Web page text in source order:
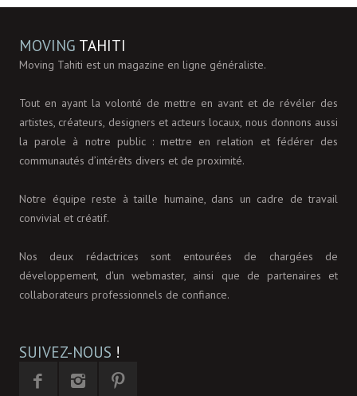
MOVING TAHITI
Moving Tahiti est un magazine en ligne généraliste.
Tout en ayant la volonté de mettre en avant et de révéler des
artistes, créateurs, designers et acteurs locaux, nous donnons aussi
la parole à notre public : mettre en relation et fédérer des
communautés d’intérêts divers et de proximité.
Notre équipe reste à taille humaine, dans un cadre de travail
convivial et créatif.
Nos deux rédactrices sont entourées de chargées de
développement, d'un webmaster, ainsi que de partenaires et
collaborateurs professionnels de confiance.
SUIVEZ-NOUS !